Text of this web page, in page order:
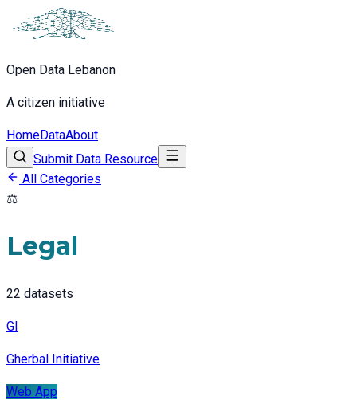
Open Data Lebanon
A citizen initiative
HomeDataAbout
Submit Data Resource
All Categories
⚖️
Legal
22 datasets
GI
Gherbal Initiative
Web App